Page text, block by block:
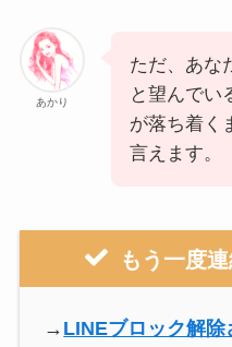
あかり
ただ、あな
と望んでい
が落ち着く
言えます。
もう一度
→ LINEブロック解